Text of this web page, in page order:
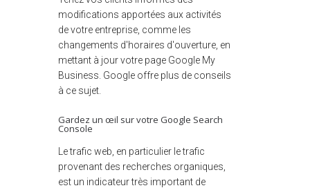
modifications apportées aux activités
de votre entreprise, comme les
changements d'horaires d'ouverture, en
mettant à jour votre page Google My
Business. Google offre plus de conseils
à ce sujet.
Gardez un œil sur votre Google Search
Console
Le trafic web, en particulier le trafic
provenant des recherches organiques,
est un indicateur très important de